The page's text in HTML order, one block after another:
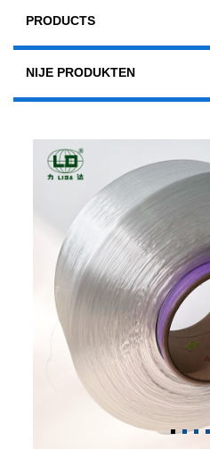
PRODUCTS
NIJE PRODUKTEN